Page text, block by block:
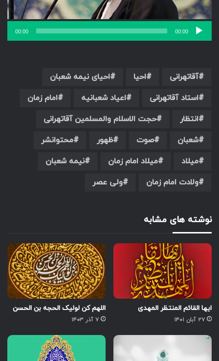
00:00
00:00
آقاتهرانی احیا
احیای نیمه شعبان
استاد آقاتهرانی
اعیاد شعبانیه
امام زمان
انتظار
حجت الاسلام والمسلمین آقاتهرانی
شعبان
صوت ظهور
محتوانشر
میلاد
میلاد امام زمان
نیمه شعبان
ولادت امام زمان
ولی عصر
نوشته های مشابه
ایها القائم المنتظر المهدی
۲۷ آبان ۱۴۰۱
اللهم کن لولیک الحجه بن الحسن
۷ آذر ۱۴۰۳